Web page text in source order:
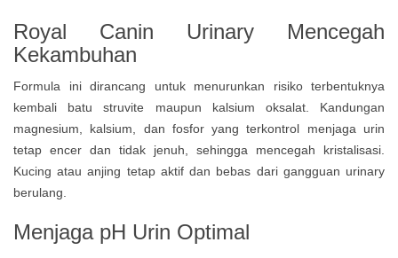
Royal Canin Urinary Mencegah
Kekambuhan
Formula ini dirancang untuk menurunkan risiko terbentuknya
kembali batu struvite maupun kalsium oksalat. Kandungan
magnesium, kalsium, dan fosfor yang terkontrol menjaga urin
tetap encer dan tidak jenuh, sehingga mencegah kristalisasi.
Kucing atau anjing tetap aktif dan bebas dari gangguan urinary
berulang.
Menjaga pH Urin Optimal